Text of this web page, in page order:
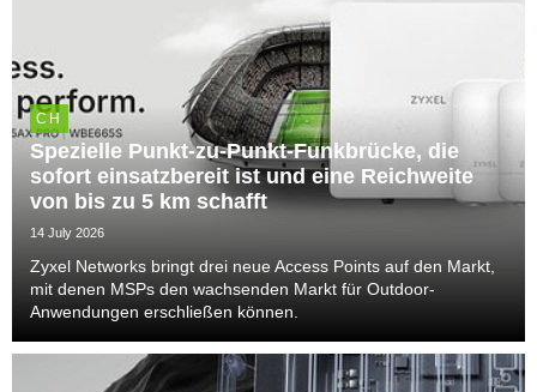
CH
Spezielle Punkt-zu-Punkt-Funkbrücke, die
sofort einsatzbereit ist und eine Reichweite
von bis zu 5 km schafft
14 July 2026
Zyxel Networks bringt drei neue Access Points auf den Markt,
mit denen MSPs den wachsenden Markt für Outdoor-
Anwendungen erschließen können.